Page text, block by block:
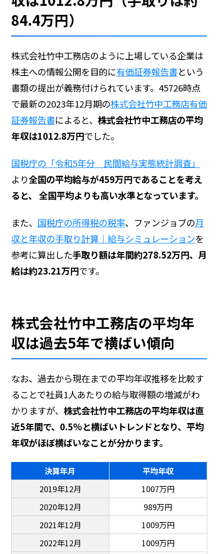
84.4万円）
株式会社竹中工務店のように上場している企業は
株主への情報公開を目的に有価証券報告書という
書類の提出が義務付けられています。45726時点
で最新の2023年12月期の株式会社竹中工務店有価
証券報告書によると、 株式会社竹中工務店の平均
年収は1012.8万円でした。
国税庁の「令和5年分 民間給与実態統計調査」
より全国の平均給与が459万円であることを考え
ると、 全国平均よりも高い水準となっています。
また、 国税庁の所得税の税率、ファンジョブの月
収と年収の手取り計算｜給与シミュレーションを
参考に算出した手取り額は年間約278.52万円、月
給は約23.21万円です。
株式会社竹中工務店の平均年
収は過去5年で横ばい傾向
なお、過去から現在までの平均年収推移を比較す
ることで社員1人あたりの給与取得額の増減がわ
かりますが、 株式会社竹中工務店の平均年収は直
近5年間で、0.5%と横ばいトレンドとなり、平均
年収がほぼ横ばいなことが分かります。
決算年月
平均年収
2019年12月
1007万円
2020年12月
989万円
2021年12月
1009万円
2022年12月
1009万円